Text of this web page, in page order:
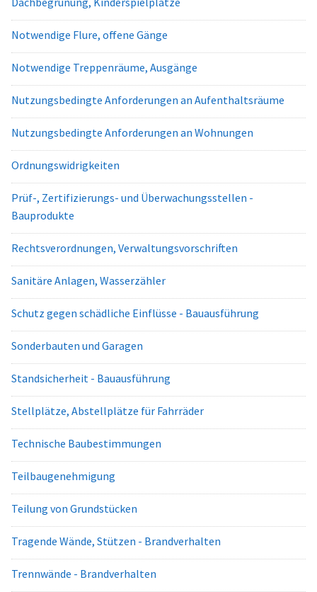
Notwendige Flure, offene Gänge
Notwendige Treppenräume, Ausgänge
Nutzungsbedingte Anforderungen an Aufenthaltsräume
Nutzungsbedingte Anforderungen an Wohnungen
Ordnungswidrigkeiten
Prüf-, Zertifizierungs- und Überwachungsstellen -
Bauprodukte
Rechtsverordnungen, Verwaltungsvorschriften
Sanitäre Anlagen, Wasserzähler
Schutz gegen schädliche Einflüsse - Bauausführung
Sonderbauten und Garagen
Standsicherheit - Bauausführung
Stellplätze, Abstellplätze für Fahrräder
Technische Baubestimmungen
Teilbaugenehmigung
Teilung von Grundstücken
Tragende Wände, Stützen - Brandverhalten
Trennwände - Brandverhalten